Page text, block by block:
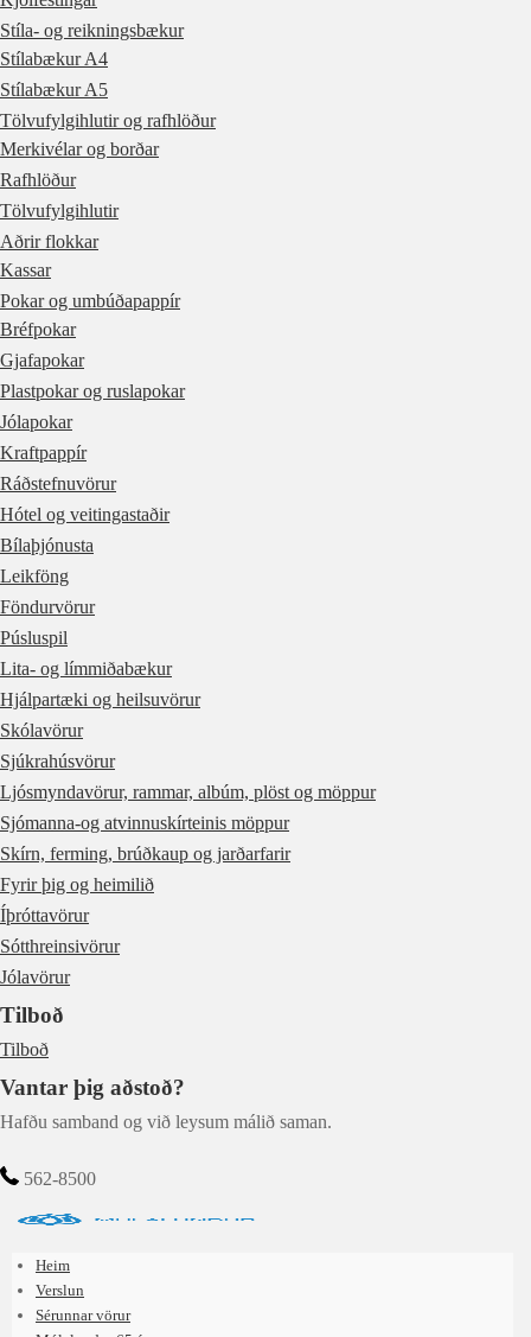
Stíla- og reikningsbækur
Stílabækur A4
Stílabækur A5
Tölvufylgihlutir og rafhlöður
Merkivélar og borðar
Rafhlöður
Tölvufylgihlutir
Aðrir flokkar
Kassar
Pokar og umbúðapappír
Bréfpokar
Gjafapokar
Plastpokar og ruslapokar
Jólapokar
Kraftpappír
Ráðstefnuvörur
Hótel og veitingastaðir
Bílaþjónusta
Leikföng
Föndurvörur
Púsluspil
Lita- og límmiðabækur
Hjálpartæki og heilsuvörur
Skólavörur
Sjúkrahúsvörur
Ljósmyndavörur, rammar, albúm, plöst og möppur
Sjómanna-og atvinnuskírteinis möppur
Skírn, ferming, brúðkaup og jarðarfarir
Fyrir þig og heimilið
Íþróttavörur
Sótthreinsivörur
Jólavörur
Tilboð
Tilboð
Vantar þig aðstoð?
Hafðu samband og við leysum málið saman.
562-8500
Heim
Verslun
Sérunnar vörur